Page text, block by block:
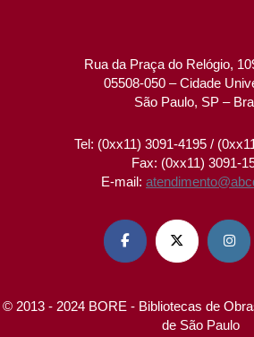
Rua da Praça do Relógio,
05508-050 – Cidade
São Paulo, SP –
Tel: (0xx11) 3091-4195 /
Fax: (0xx11) 3091-
E-mail:
  
© 2013 - 2024 BORE - Bibliotecas de
de São Paulo